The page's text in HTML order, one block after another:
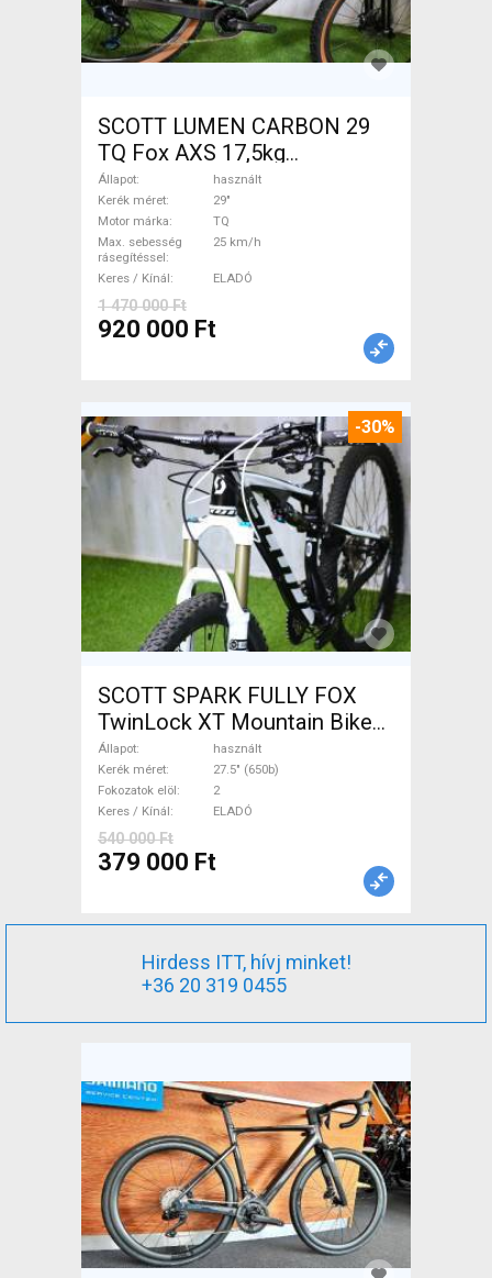
SCOTT LUMEN CARBON 29
TQ Fox AXS 17,5kg
Elektromos Mountain Bike
29" össztelós / fully TQ
használt ELADÓ
Állapot
használt
Kerék méret
29"
Motor márka
TQ
Max. sebesség
rásegítéssel
25 km/h
Keres / Kínál ELADÓ
1 470 000 Ft
920 000 Ft
-30%
SCOTT SPARK FULLY FOX
TwinLock XT Mountain Bike
27.5" (650b) össztelós / fully
használt ELADÓ
Állapot
használt
Kerék méret
27.5" (650b)
Fokozatok elöl
2
Keres / Kínál
ELADÓ
540 000 Ft
379 000 Ft
Hirdess ITT, hívj minket!
+36 20 319 0455